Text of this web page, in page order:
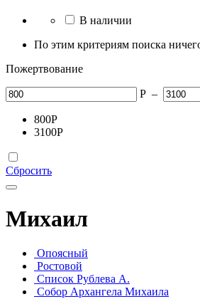
В наличии
По этим критериям поиска
Пожертвование
Р –
800Р
3100Р
Сбросить
Михаил
Опоясный
Ростовой
Список Рублева А.
Собор Архангела Михаила